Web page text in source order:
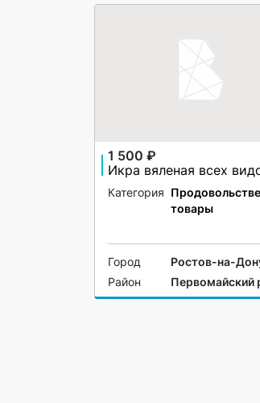
1 500 ₽
Икра вяленая всех
Категория
товары
Город
Ростов-на-
Район
Первомайский